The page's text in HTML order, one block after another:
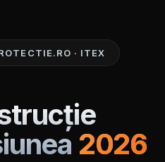
· ITEX
2026